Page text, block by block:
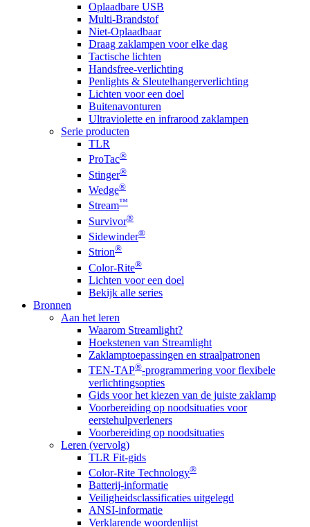
Oplaadbare USB
Multi-Brandstof
Niet-Oplaadbaar
Draag zaklampen voor elke dag
Tactische lichten
Handsfree-verlichting
Penlights & Sleutelhangerverlichting
Lichten voor een doel
Buitenavonturen
Ultraviolette en infrarood zaklampen
Serie producten
TLR
ProTac®
Stinger®
Wedge®
Stream™
Survivor®
Sidewinder®
Strion®
Color-Rite®
Lichten voor een doel
Bekijk alle series
Bronnen
Aan het leren
Waarom Streamlight?
Hoekstenen van Streamlight
Zaklamptoepassingen en straalpatronen
TEN-TAP®-programmering voor flexibele
verlichtingsopties
Gids voor het kiezen van de juiste zaklamp
Voorbereiding op noodsituaties voor
eerstehulpverleners
Voorbereiding op noodsituaties
Leren (vervolg)
TLR Fit-gids
Color-Rite Technology®
Batterij-informatie
Veiligheidsclassificaties uitgelegd
ANSI-informatie
Verklarende woordenlijst